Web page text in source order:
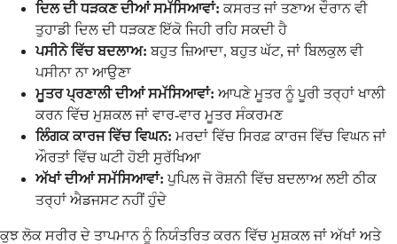
ਦਿਲ ਦੀ ਧੜਕਣ ਦੀਆਂ ਸਮੱਸਿਆਵਾਂ: ਕਸਰਤ ਜਾਂ ਤਣਾਅ ਦੌਰਾਨ ਵੀ
ਤੁਹਾਡੀ ਦਿਲ ਦੀ ਧੜਕਣ ਇੱਕੋ ਜਿਹੀ ਰਹਿ ਸਕਦੀ ਹੈ
ਪਸੀਨੇ ਵਿੱਚ ਬਦਲਾਅ: ਬਹੁਤ ਜ਼ਿਆਦਾ, ਬਹੁਤ ਘੱਟ, ਜਾਂ ਬਿਲਕੁਲ ਵੀ
ਪਸੀਨਾ ਨਾ ਆਉਣਾ
ਮੂਤਰ ਪ੍ਰਣਾਲੀ ਦੀਆਂ ਸਮੱਸਿਆਵਾਂ: ਆਪਣੇ ਮੂਤਰ ਨੂੰ ਪੂਰੀ ਤਰ੍ਹਾਂ ਖਾਲੀ
ਕਰਨ ਵਿੱਚ ਮੁਸ਼ਕਲ ਜਾਂ ਵਾਰ-ਵਾਰ ਮੂਤਰ ਸੰਕਰਮਣ
ਲਿੰਗਕ ਕਾਰਜ ਵਿੱਚ ਵਿਘਨ: ਮਰਦਾਂ ਵਿੱਚ ਸਿਰਫ਼ ਕਾਰਜ ਵਿੱਚ ਵਿਘਨ ਜਾਂ
ਔਰਤਾਂ ਵਿੱਚ ਘਟੀ ਹੋਈ ਸੁਰੱਖਿਆ
ਅੱਖਾਂ ਦੀਆਂ ਸਮੱਸਿਆਵਾਂ: ਪੁਪਿਲ ਜੋ ਰੋਸ਼ਨੀ ਵਿੱਚ ਬਦਲਾਅ ਲਈ ਠੀਕ
ਤਰ੍ਹਾਂ ਐਡਜਸਟ ਨਹੀਂ ਹੁੰਦੇ
ਕੁਝ ਲੋਕ ਸਰੀਰ ਦੇ ਤਾਪਮਾਨ ਨੂੰ ਨਿਯੰਤਰਿਤ ਕਰਨ ਵਿੱਚ ਮੁਸ਼ਕਲ ਜਾਂ ਅੱਖਾਂ ਅਤੇ